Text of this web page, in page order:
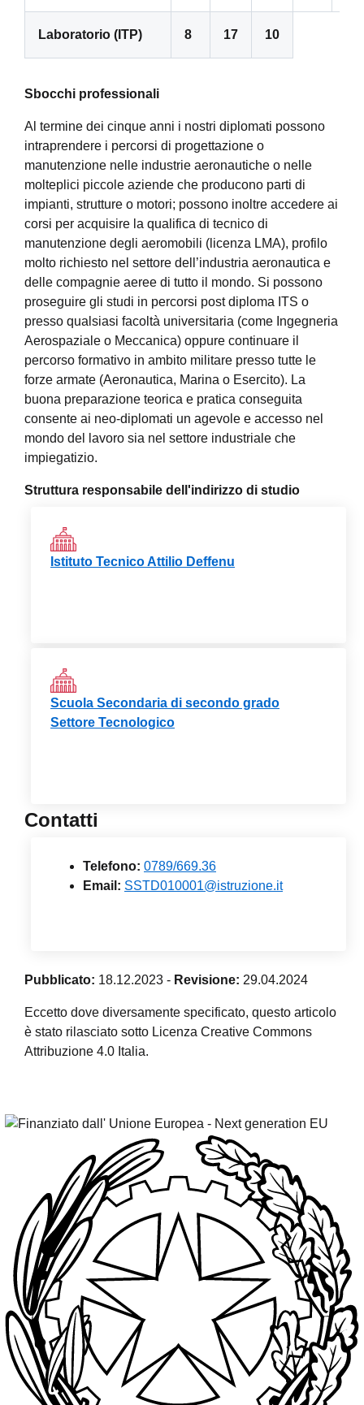
Laboratorio (ITP) 8 17 10
S bocchi professionali
Al termine dei cinque anni i nostri diplomati possono
intraprendere i percorsi di progettazione o
manutenzione nelle industrie aeronautiche o nelle
molteplici piccole aziende che producono parti di
impianti, strutture o motori; possono inoltre accedere ai
corsi per acquisire la qualifica di tecnico di
manutenzione degli aeromobili (licenza LMA), profilo
molto richiesto nel settore dell’industria aeronautica e
delle compagnie aeree di tutto il mondo. Si possono
proseguire gli studi in percorsi post diploma ITS o
presso qualsiasi facoltà universitaria (come Ingegneria
Aerospaziale o Meccanica) oppure continuare il
percorso formativo in ambito militare presso tutte le
forze armate (Aeronautica, Marina o Esercito). La
buona preparazione teorica e pratica conseguita
consente ai neo-diplomati un agevole e accesso nel
mondo del lavoro sia nel settore industriale che
impiegatizio.
Struttura responsabile dell'indirizzo di studio
Istituto Tecnico Attilio Deffenu
Scuola Secondaria di secondo grado
Settore Tecnologico
Contatti
Telefono: 0789/669.36
Email: SSTD010001@istruzione.it
Pubblicato: 18.12.2023 - Revisione: 29.04.2024
Eccetto dove diversamente specificato, questo articolo
è stato rilasciato sotto Licenza Creative Commons
Attribuzione 4.0 Italia.